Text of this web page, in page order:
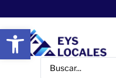
Abrir barra de herramientas